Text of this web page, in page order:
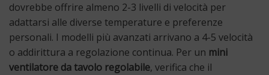
dovrebbe offrire almeno 2-3 livelli di velocità per
adattarsi alle diverse temperature e preferenze
personali. I modelli più avanzati arrivano a 4-5 velocità
o addirittura a regolazione continua. Per un mini
ventilatore da tavolo regolabile, verifica che il